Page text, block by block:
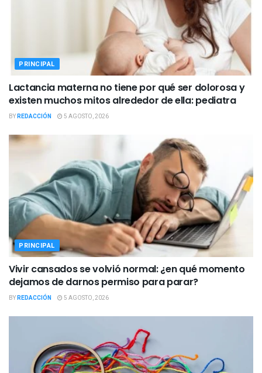
PRINCIPAL
Lactancia materna no tiene por qué ser dolorosa y
existen muchos mitos alrededor de ella: pediatra
BYREDACCIÓN 5 AGOSTO, 2026
PRINCIPAL
Vivir cansados se volvió normal: ¿en qué momento
dejamos de darnos permiso para parar?
BYREDACCIÓN 5 AGOSTO, 2026